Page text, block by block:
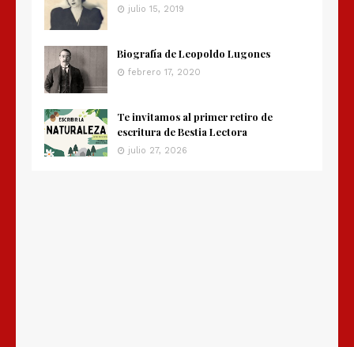
julio 15, 2019
Biografía de Leopoldo Lugones
febrero 17, 2020
Te invitamos al primer retiro de
escritura de Bestia Lectora
julio 27, 2026